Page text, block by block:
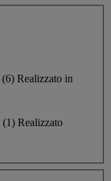
(6) Realizzato in
(1) Realizzato